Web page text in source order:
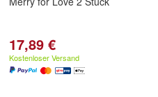
17,89 €
Kostenloser Versand